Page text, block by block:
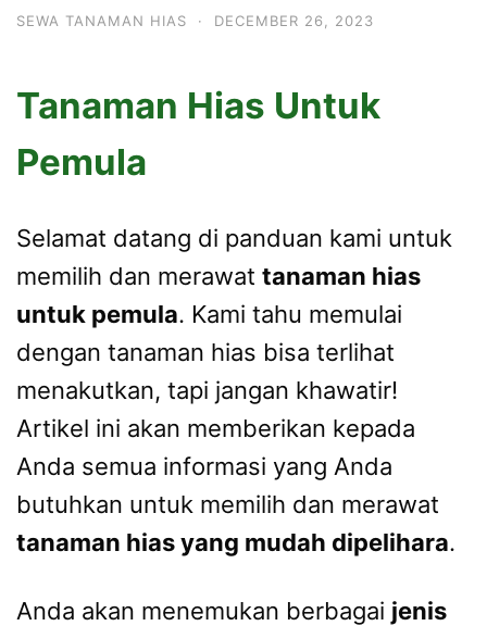
SEWA TANAMAN HIAS · DECEMBER 26, 2023
Tanaman Hias Untuk
Pemula
Selamat datang di panduan kami untuk
memilih dan merawat tanaman hias
untuk pemula. Kami tahu memulai
dengan tanaman hias bisa terlihat
menakutkan, tapi jangan khawatir!
Artikel ini akan memberikan kepada
Anda semua informasi yang Anda
butuhkan untuk memilih dan merawat
tanaman hias yang mudah dipelihara.
Anda akan menemukan berbagai jenis